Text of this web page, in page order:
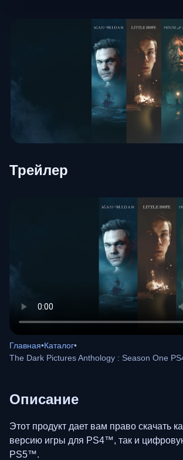
Трейлер
Главная•Каталог•
The Dark Pictures Anthology : Season One
Описание
Этот продукт дает вам право скачать
версию игры для PS4™, так и
PS5™.